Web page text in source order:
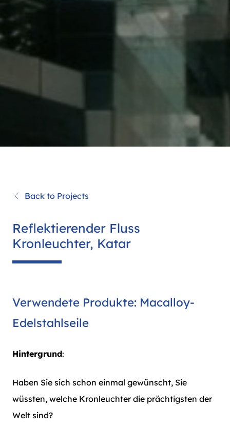
Back to Projects
Reflektierender Fluss
Kronleuchter, Katar
Verwendete Produkte: Macalloy-
Edelstahlseile
Hintergrund:
Haben Sie sich schon einmal gewünscht, Sie
wüssten, welche Kronleuchter die prächtigsten der
Welt sind?